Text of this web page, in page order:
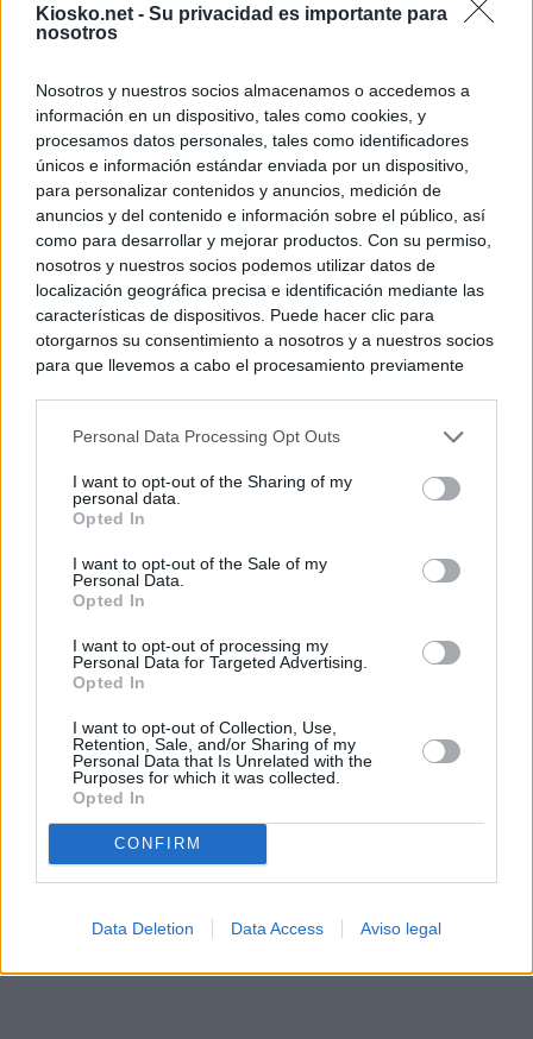
Kiosko.net - Su privacidad es importante para
nosotros
Nosotros y nuestros socios almacenamos o accedemos a
información en un dispositivo, tales como cookies, y
procesamos datos personales, tales como identificadores
únicos e información estándar enviada por un dispositivo,
para personalizar contenidos y anuncios, medición de
anuncios y del contenido e información sobre el público, así
como para desarrollar y mejorar productos. Con su permiso,
nosotros y nuestros socios podemos utilizar datos de
localización geográfica precisa e identificación mediante las
características de dispositivos. Puede hacer clic para
otorgarnos su consentimiento a nosotros y a nuestros socios
para que llevemos a cabo el procesamiento previamente
negar su consentimiento. Tenga en cuenta que algún
de su consentimiento, pero usted tiene el derecho de
rechazar tal procesamiento. Sus preferencias se aplicarán
cualquier momento entrando de nuevo en este sitio web o
visitando nuestra política de privacidad.
Personal Data Processing Opt Outs
I want to opt-out of the Sharing of my
personal data.
Opted In
I want to opt-out of the Sale of my
Personal Data.
Opted In
I want to opt-out of processing my
Personal Data for Targeted Advertising.
Opted In
I want to opt-out of Collection, Use,
Retention, Sale, and/or Sharing of my
Personal Data that Is Unrelated with the
Purposes for which it was collected.
Opted In
CONFIRM
Data Deletion Data Access Aviso legal